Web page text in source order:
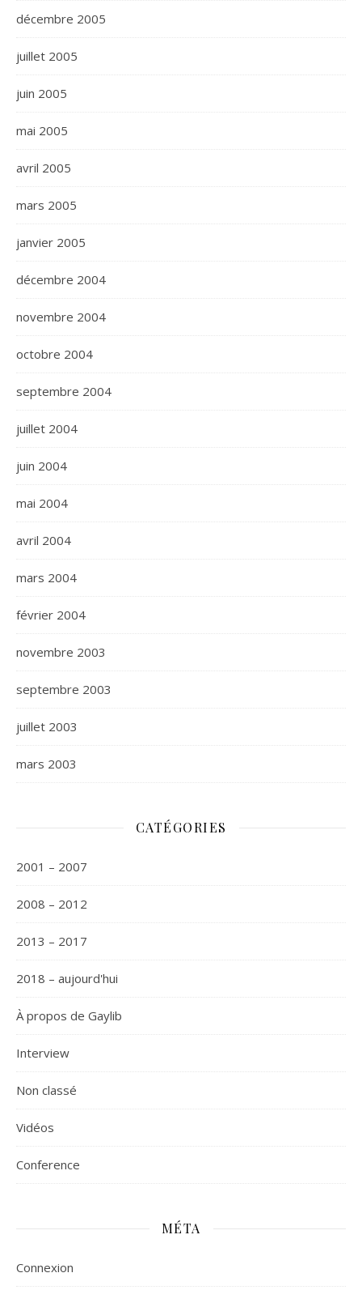
décembre 2005
juillet 2005
juin 2005
mai 2005
avril 2005
mars 2005
janvier 2005
décembre 2004
novembre 2004
octobre 2004
septembre 2004
juillet 2004
juin 2004
mai 2004
avril 2004
mars 2004
février 2004
novembre 2003
septembre 2003
juillet 2003
mars 2003
CATÉGORIES
2001 – 2007
2008 – 2012
2013 – 2017
2018 – aujourd'hui
À propos de Gaylib
Interview
Non classé
Vidéos
Сonference
MÉTA
Connexion